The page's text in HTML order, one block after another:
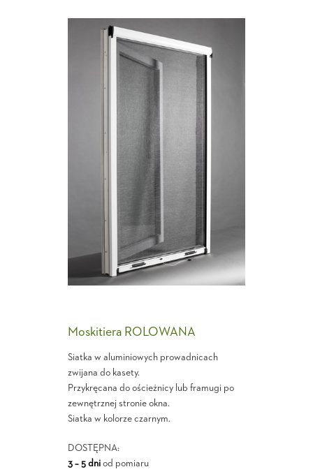
Moskitiera ROLOWANA
Siatka w aluminiowych prowadnicach
zwijana do kasety.
Przykręcana do ościeżnicy lub framugi po
zewnętrznej stronie okna.
Siatka w kolorze czarnym.
DOSTĘPNA:
3 – 5 dniod pomiaru